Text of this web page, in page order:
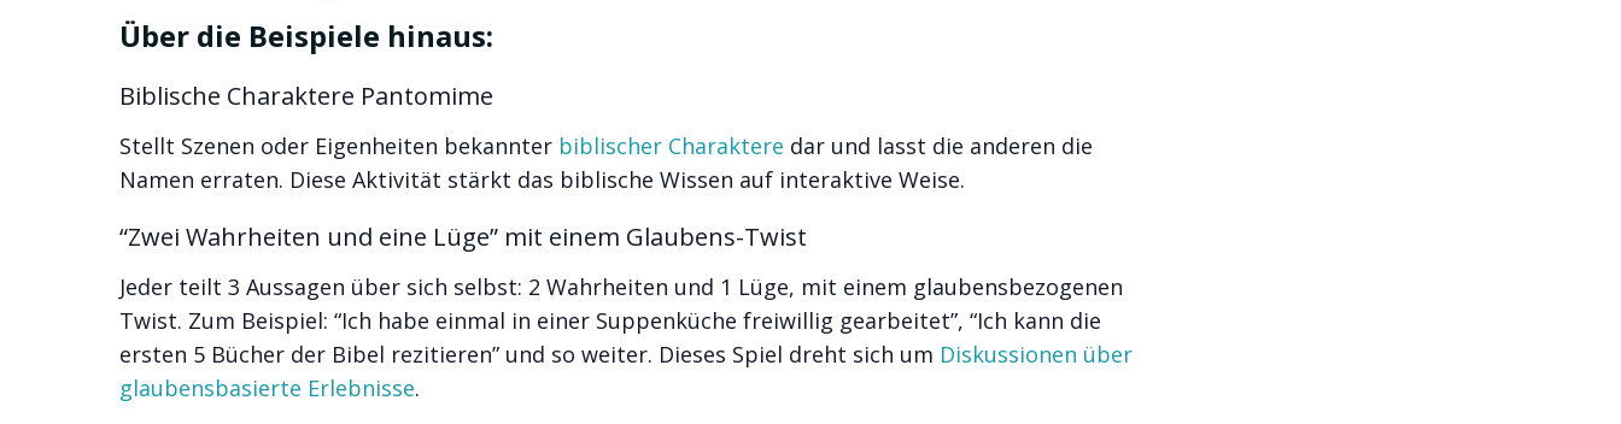
Über die Beispiele hinaus:
Biblische Charaktere Pantomime
Stellt Szenen oder Eigenheiten bekannter biblischer Charaktere dar und lasst die anderen die
Namen erraten. Diese Aktivität stärkt das biblische Wissen auf interaktive Weise.
“Zwei Wahrheiten und eine Lüge” mit einem Glaubens-Twist
Jeder teilt 3 Aussagen über sich selbst: 2 Wahrheiten und 1 Lüge, mit einem glaubensbezogenen
Twist. Zum Beispiel: “Ich habe einmal in einer Suppenküche freiwillig gearbeitet”, “Ich kann die
ersten 5 Bücher der Bibel rezitieren” und so weiter. Dieses Spiel dreht sich um Diskussionen über
glaubensbasierte Erlebnisse.